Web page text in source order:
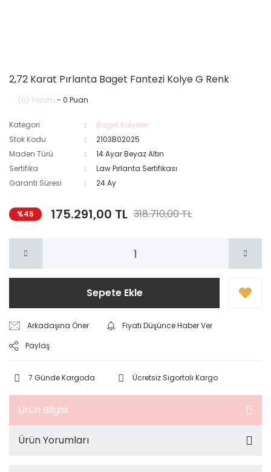
2,72 Karat Pırlanta Baget Fantezi Kolye G Renk
(0) Yorum - 0 Puan
Kategori
Baget Kolyeler
Stok Kodu
2103B02025
Maden Türü
14 Ayar Beyaz Altın
Sertifika
Law Pırlanta Sertifikası
Garanti Süresi
24 Ay
%45 175.291,00 TL 318.710,00 TL
Sepete Ekle
Arkadaşına Öner
Fiyatı Düşünce Haber Ver
Paylaş
7 Günde Kargoda Ücretsiz Sigortalı Kargo
Ürün Bilgisi
Ürün Yorumları